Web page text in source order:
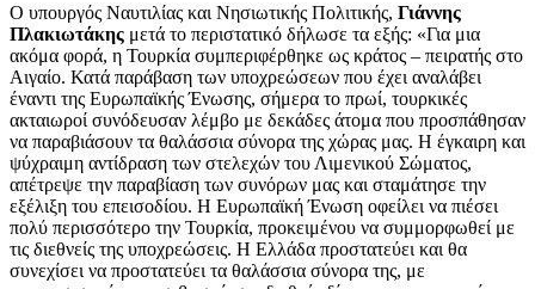
Ο υπουργός Ναυτιλίας και Νησιωτικής Πολιτικής, Γιάννης
Πλακιωτάκης μετά το περιστατικό δήλωσε τα εξής: «Για μια
ακόμα φορά, η Τουρκία συμπεριφέρθηκε ως κράτος – πειρατής στο
Αιγαίο. Κατά παράβαση των υποχρεώσεων που έχει αναλάβει
έναντι της Ευρωπαϊκής Ένωσης, σήμερα το πρωί, τουρκικές
ακταιωροί συνόδευσαν λέμβο με δεκάδες άτομα που προσπάθησαν
να παραβιάσουν τα θαλάσσια σύνορα της χώρας μας. Η έγκαιρη και
ψύχραιμη αντίδραση των στελεχών του Λιμενικού Σώματος,
απέτρεψε την παραβίαση των συνόρων μας και σταμάτησε την
εξέλιξη του επεισοδίου. Η Ευρωπαϊκή Ένωση οφείλει να πιέσει
πολύ περισσότερο την Τουρκία, προκειμένου να συμμορφωθεί με
τις διεθνείς της υποχρεώσεις. Η Ελλάδα προστατεύει και θα
συνεχίσει να προστατεύει τα θαλάσσια σύνορα της, με